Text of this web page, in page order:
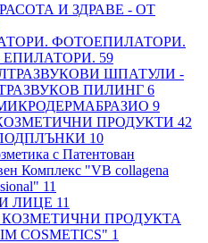
И ЗДРАВЕ - ОТ
ФОТОЕПИЛАТОРИ.
ЕПИЛАТОРИ. 59
ШПАТУЛИ -
ПИЛИНГ 6
9
ПРОДУКТИ 42
10
с Патентован
Комплекс "VB collagena
11
ЛИЦЕ 11
ПРОДУКТА
COSMETICS" 1